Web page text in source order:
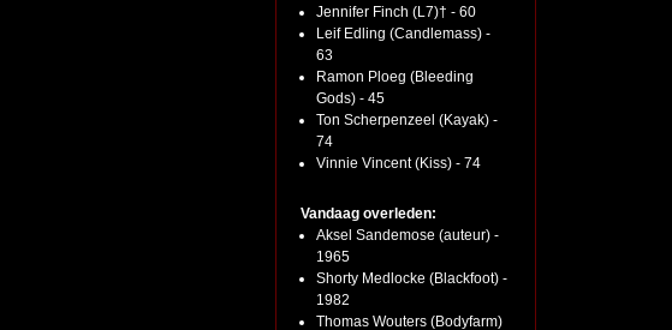
Jennifer Finch (L7)† - 60
Leif Edling (Candlemass) -
63
Ramon Ploeg (Bleeding
Gods) - 45
Ton Scherpenzeel (Kayak) -
74
Vinnie Vincent (Kiss) - 74
Vandaag overleden:
Aksel Sandemose (auteur) -
1965
Shorty Medlocke (Blackfoot) -
1982
Thomas Wouters (Bodyfarm)